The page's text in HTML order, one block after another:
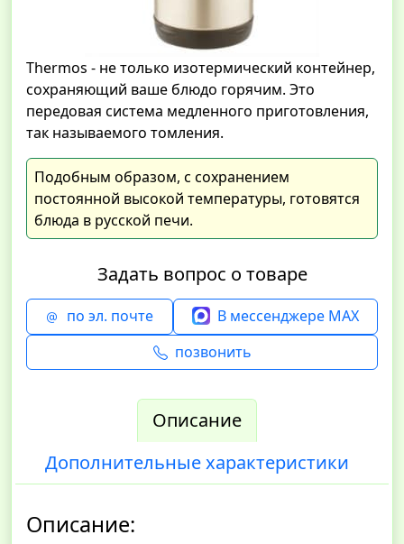
Thermos - не только изотермический контейнер,
сохраняющий ваше блюдо горячим. Это
передовая система медленного приготовления,
так называемого томления.
Подобным образом, с сохранением
постоянной высокой температуры, готовятся
блюда в русской печи.
Задать вопрос о товаре
по эл. почте
В мессенджере MAX
позвонить
Описание
Дополнительные характеристики
Описание: